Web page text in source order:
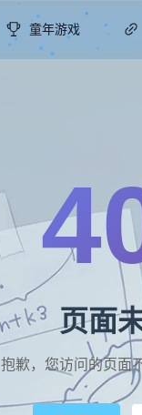
童年游戏
页面
抱歉，您访问的页面